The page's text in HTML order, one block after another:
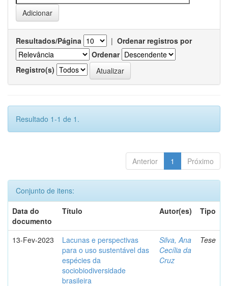
Resultados/Página | Ordenar registros por
Ordenar
Registro(s)
Resultado 1-1 de 1.
Anterior 1 Próximo
Conjunto de itens:
Data do
documento
Título Autor(es) Tipo
13-Fev-2023
Lacunas e perspectivas
para o uso sustentável das
espécies da
sociobiodiversidade
brasileira
Silva, Ana
Cecília da
Cruz
Tese